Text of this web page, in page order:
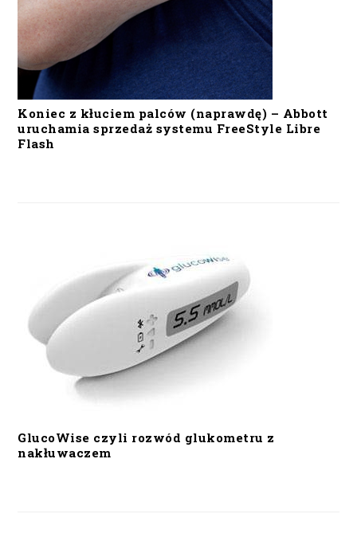
Koniec z kłuciem palców (naprawdę) – Abbott
uruchamia sprzedaż systemu FreeStyle Libre
Flash
GlucoWise czyli rozwód glukometru z
nakłuwaczem